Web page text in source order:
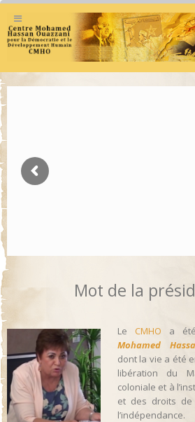
Mot de la
Le CMHO a
Mohamed
dont la vie a été
libération du
coloniale et à
et des droits de
l’indépendance.